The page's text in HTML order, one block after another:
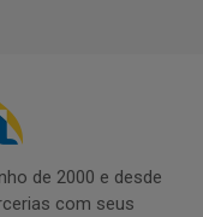
de 2000 e desde
com seus